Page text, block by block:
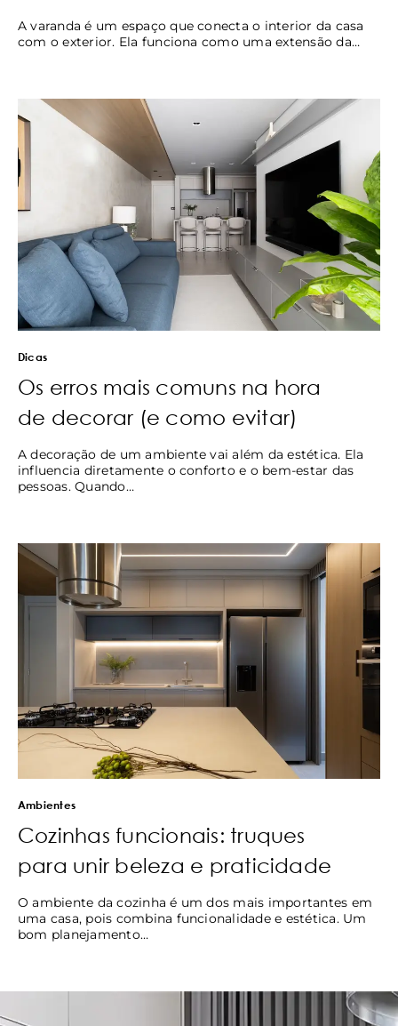
A varanda é um espaço que conecta o interior da casa
com o exterior. Ela funciona como uma extensão da…
Dicas
Os erros mais comuns na hora
de decorar (e como evitar)
A decoração de um ambiente vai além da estética. Ela
influencia diretamente o conforto e o bem-estar das
pessoas. Quando…
Ambientes
Cozinhas funcionais: truques
para unir beleza e praticidade
O ambiente da cozinha é um dos mais importantes em
uma casa, pois combina funcionalidade e estética. Um
bom planejamento…